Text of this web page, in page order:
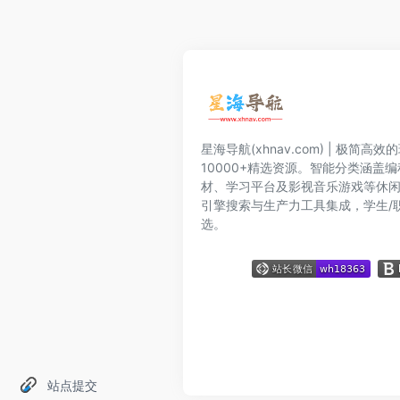
站点提交
星海导航(xhnav.com) | 极简高效
10000+精选资源。智能分类涵盖
材、学习平台及影视音乐游戏等休
引擎搜索与生产力工具集成，学生/
选。